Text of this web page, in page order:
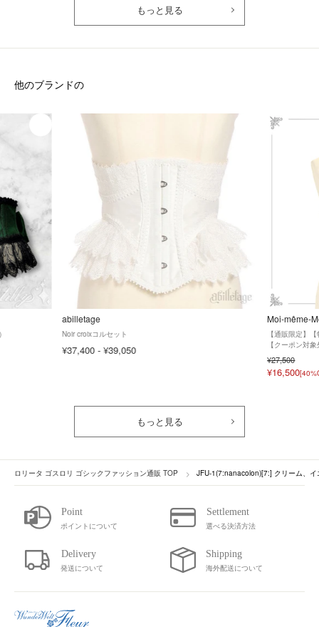
もっと見る
他のブランドの
abilletage
Noir croixコルセット
¥37,400- ¥39,050
Moi-même-
【通販限定】
【クーポン対
¥27,500
¥16,500
もっと見る
ロリータ ゴスロリ ゴシックファッション通販 TOP JFU-1(7:nanacolon)[7:] クリーム、イ
ポイントについて 選べる決済方法
発送について 海外配送について